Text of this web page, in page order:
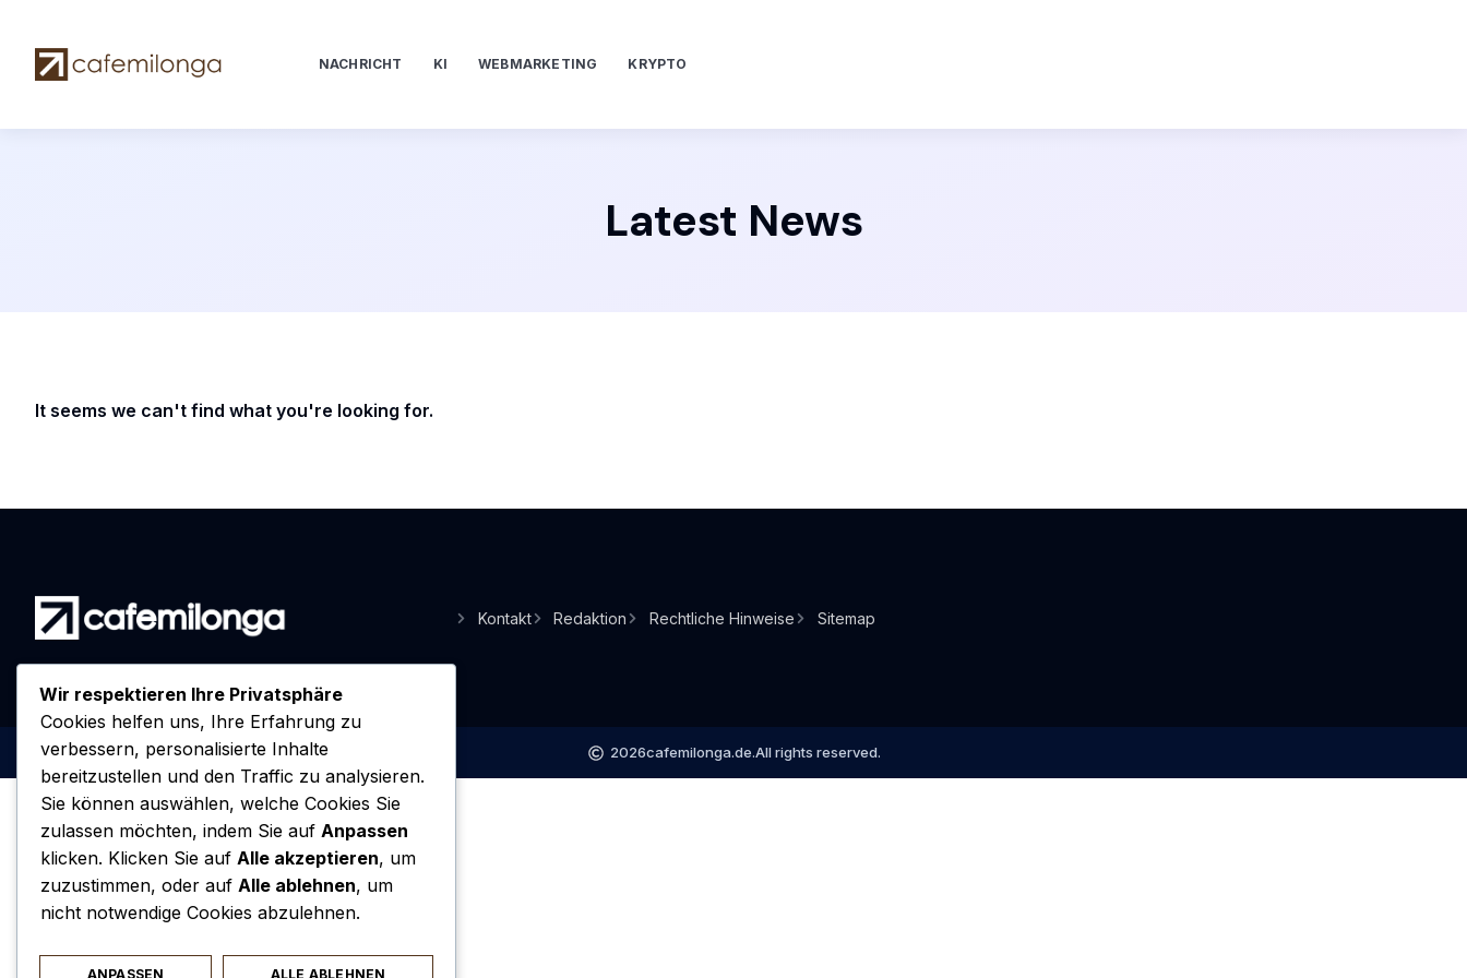
NACHRICHT KI WEBMARKETING KRYPTO
Latest News
It seems we can't find what you're looking for.
Kontakt Redaktion Rechtliche Hinweise Sitemap
2026cafemilonga.de.All rights reserved.
Wir respektieren Ihre Privatsphäre
Cookies helfen uns, Ihre Erfahrung zu
verbessern, personalisierte Inhalte
bereitzustellen und den Traffic zu analysieren.
Sie können auswählen, welche Cookies Sie
zulassen möchten, indem Sie auf Anpassen
klicken. Klicken Sie auf Alle akzeptieren, um
zuzustimmen, oder auf Alle ablehnen, um
nicht notwendige Cookies abzulehnen.
ANPASSEN ALLE ABLEHNEN